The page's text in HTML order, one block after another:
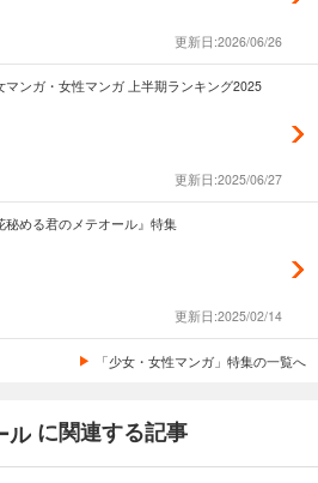
更新日:2026/06/26
マンガ・女性マンガ 上半期ランキング2025
更新日:2025/06/27
秘める君のメテオール』特集
更新日:2025/02/14
「少女・女性マンガ」特集の一覧へ
ル に関連する記事